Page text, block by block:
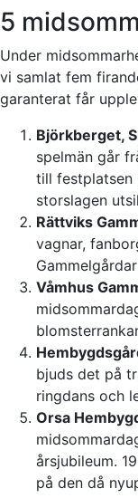
5
Under
vi samlat fem
garanterat får
Björkberget,
spelmän går
till festplatsen
storslagen
Rättviks
vagnar,
Våmhus
bjuds det på
ringdans och
Orsa
årsjubileum.
på den då